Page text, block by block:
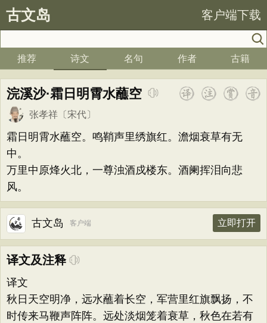
古文岛 客户端下载
推荐 诗文 名句 作者 古籍
浣溪沙·霜日明霄水蘸空
张孝祥 〔宋代〕
霜日明霄水蘸空。鸣鞘声里绣旗红。澹烟衰草有无
中。
万里中原烽火北，一尊浊酒戍楼东。酒阑挥泪向悲
风。
古文岛 客户端 立即打开
译文及注释
译文
秋日天空明净，远水蘸着长空，军营里红旗飘扬，不
时传来马鞭声阵阵。远处淡烟笼着衰草，秋色在若有